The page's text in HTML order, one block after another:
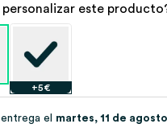
personalizar este
+5€
el martes, 11 de agosto